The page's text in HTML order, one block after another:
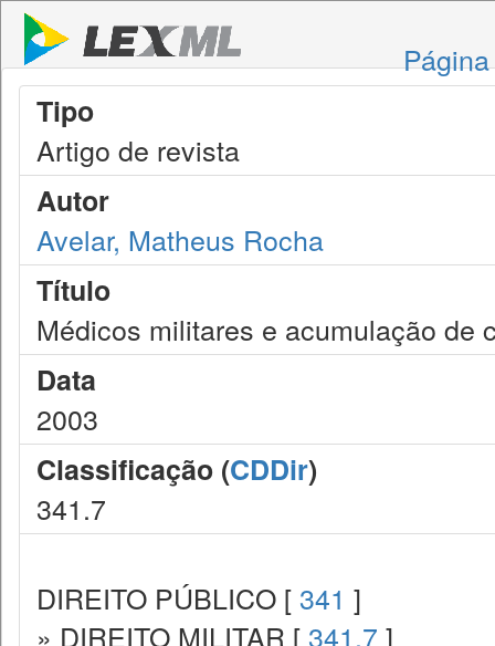
Tipo
Artigo de revista
Autor
Avelar, Matheus Rocha
Título
Médicos militares e acumulação de
Data
2003
Classificação (CDDir)
341.7
DIREITO PÚBLICO [ 341 ]
» DIREITO MILITAR [ 341.7 ]